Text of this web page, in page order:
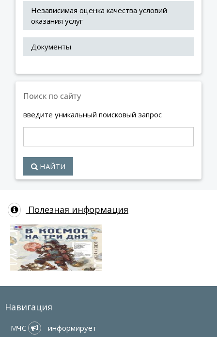
Независимая оценка качества условий
оказания услуг
Документы
Поиск по сайту
введите уникальный поисковый запрос
НАЙТИ
Полезная информация
Навигация
МЧС
информирует